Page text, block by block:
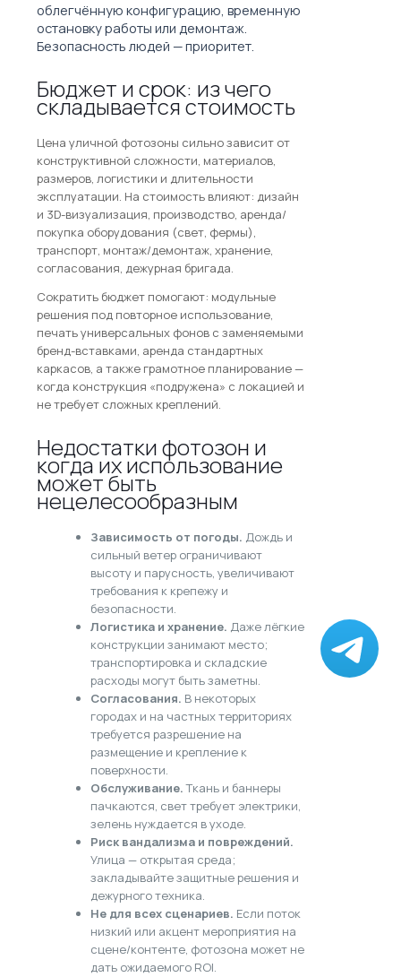
облегчённую конфигурацию, временную
остановку работы или демонтаж.
Безопасность людей — приоритет.
Бюджет и срок: из чего
складывается стоимость
Цена уличной фотозоны сильно зависит от
конструктивной сложности, материалов,
размеров, логистики и длительности
эксплуатации. На стоимость влияют: дизайн
и 3D-визуализация, производство, аренда/
покупка оборудования (свет, фермы),
транспорт, монтаж/демонтаж, хранение,
согласования, дежурная бригада.
Сократить бюджет помогают: модульные
решения под повторное использование,
печать универсальных фонов с заменяемыми
бренд-вставками, аренда стандартных
каркасов, а также грамотное планирование —
когда конструкция «подружена» с локацией и
не требует сложных креплений.
Недостатки фотозон и
когда их использование
может быть
нецелесообразным
Зависимость от погоды. Дождь и
сильный ветер ограничивают
высоту и парусность, увеличивают
требования к крепежу и
безопасности.
Логистика и хранение. Даже лёгкие
конструкции занимают место;
транспортировка и складские
расходы могут быть заметны.
Согласования. В некоторых
городах и на частных территориях
требуется разрешение на
размещение и крепление к
поверхности.
Обслуживание.Ткань и баннеры
пачкаются, свет требует электрики,
зелень нуждается в уходе.
Риск вандализма и повреждений.
Улица — открытая среда;
закладывайте защитные решения и
дежурного техника.
Не для всех сценариев. Если поток
низкий или акцент мероприятия на
сцене/контенте, фотозона может не
дать ожидаемого ROI.